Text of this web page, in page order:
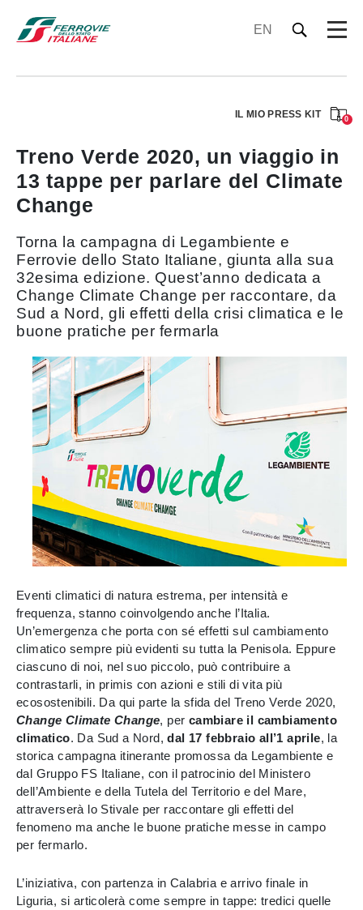
EN
IL MIO PRESS KIT 0
Treno Verde 2020, un viaggio in
13 tappe per parlare del Climate
Change
Torna la campagna di Legambiente e
Ferrovie dello Stato Italiane, giunta alla sua
32esima edizione. Quest’anno dedicata a
Change Climate Change per raccontare, da
Sud a Nord, gli effetti della crisi climatica e le
buone pratiche per fermarla
Eventi climatici di natura estrema, per intensità e
frequenza, stanno coinvolgendo anche l’Italia.
Un’emergenza che porta con sé effetti sul cambiamento
climatico sempre più evidenti su tutta la Penisola. Eppure
ciascuno di noi, nel suo piccolo, può contribuire a
contrastarli, in primis con azioni e stili di vita più
ecosostenibili. Da qui parte la sfida del Treno Verde 2020,
Change Climate Change, per cambiare il cambiamento
climatico. Da Sud a Nord,dal 17 febbraio all’1 aprile, la
storica campagna itinerante promossa da Legambiente e
dal Gruppo FS Italiane, con il patrocinio del Ministero
dell’Ambiente e della Tutela del Territorio e del Mare,
attraverserà lo Stivale per raccontare gli effetti del
fenomeno ma anche le buone pratiche messe in campo
per fermarlo.
L’iniziativa, con partenza in Calabria e arrivo finale in
Liguria, si articolerà come sempre in tappe: tredici quelle